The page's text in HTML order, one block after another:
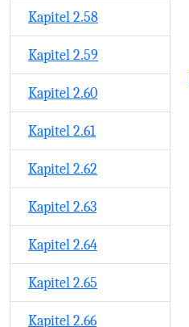
Kapitel 2.58
Kapitel 2.59
Kapitel 2.60
Kapitel 2.61
Kapitel 2.62
Kapitel 2.63
Kapitel 2.64
Kapitel 2.65
Kapitel 2.66